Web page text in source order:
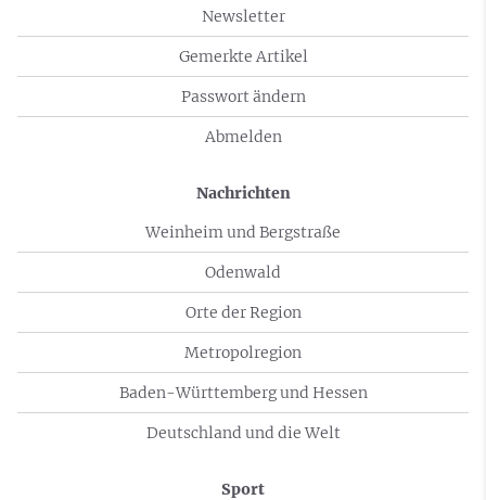
Newsletter
Gemerkte Artikel
Passwort ändern
Abmelden
Nachrichten
Weinheim und Bergstraße
Odenwald
Orte der Region
Metropolregion
Baden-Württemberg und Hessen
Deutschland und die Welt
Sport